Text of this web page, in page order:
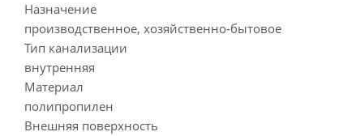
Назначение
производственное, хозяйственно-бытовое
Тип канализации
внутренняя
Материал
полипропилен
Внешняя поверхность